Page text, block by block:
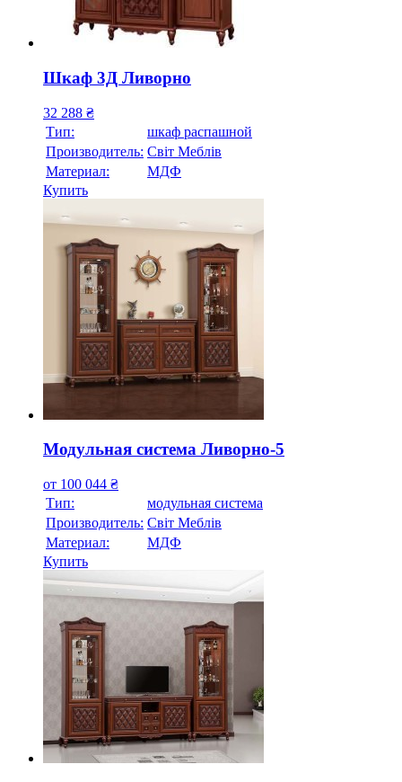
Шкаф 3Д Ливорно
32 288 ₴
Тип:
шкаф распашной
Производитель: Свiт Меблiв
Материал:
МДФ
Купить
Модульная система Ливорно-5
от 100 044 ₴
Тип:
модульная система
Производитель: Свiт Меблiв
Материал:
МДФ
Купить